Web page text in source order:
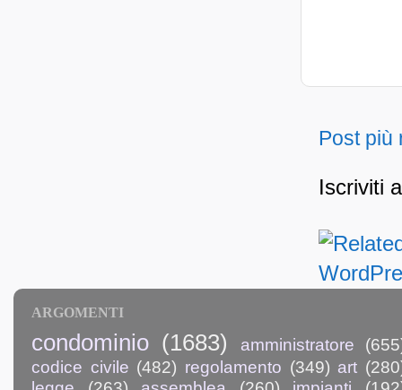
Post più
Iscriviti
ARGOMENTI
condominio (1683) amministratore
codice civile (482) regolamento (349) art